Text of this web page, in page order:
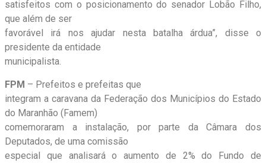
satisfeitos com o posicionamento do senador Lobão Filho,
que além de ser
favorável irá nos ajudar nesta batalha árdua”, disse o
presidente da entidade
municipalista.
FPM – Prefeitos e prefeitas que
integram a caravana da Federação dos Municípios do Estado
do Maranhão (Famem)
comemoraram a instalação, por parte da Câmara dos
Deputados, de uma comissão
especial que analisará o aumento de 2% do Fundo de